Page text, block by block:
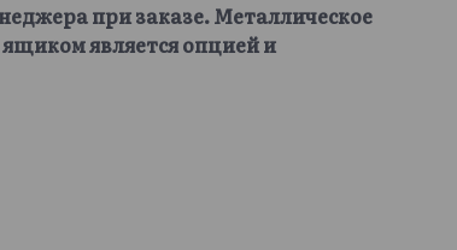
при заказе. Металлическое
является опцией и